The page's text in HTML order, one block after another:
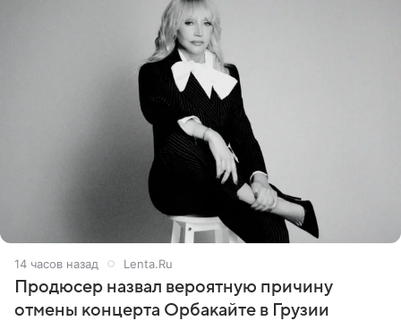
14 часов назад Lenta.Ru
Продюсер назвал вероятную причину
отмены концерта Орбакайте в Грузии